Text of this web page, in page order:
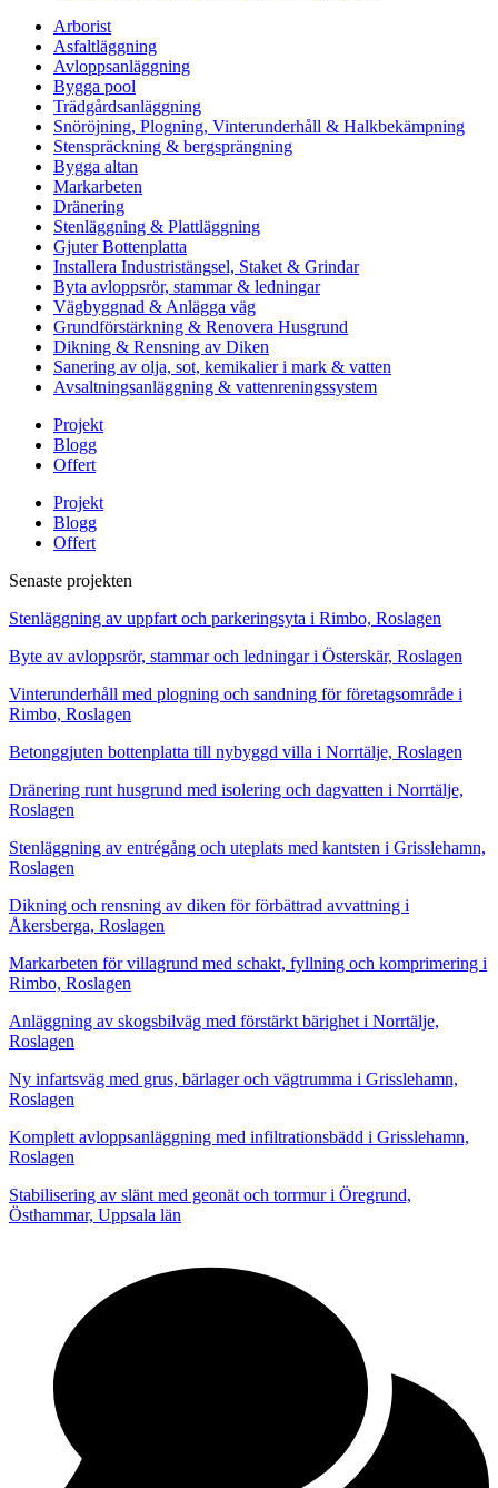
Arborist
Asfaltläggning
Avloppsanläggning
Bygga pool
Trädgårdsanläggning
Snöröjning, Plogning, Vinterunderhåll & Halkbekämpning
Stenspräckning & bergsprängning
Bygga altan
Markarbeten
Dränering
Stenläggning & Plattläggning
Gjuter Bottenplatta
Installera Industristängsel, Staket & Grindar
Byta avloppsrör, stammar & ledningar
Vägbyggnad & Anlägga väg
Grundförstärkning & Renovera Husgrund
Dikning & Rensning av Diken
Sanering av olja, sot, kemikalier i mark & vatten
Avsaltningsanläggning & vattenreningssystem
Projekt
Blogg
Offert
Projekt
Blogg
Offert
Senaste projekten
Stenläggning av uppfart och parkeringsyta i Rimbo, Roslagen
Byte av avloppsrör, stammar och ledningar i Österskär, Roslagen
Vinterunderhåll med plogning och sandning för företagsområde i
Rimbo, Roslagen
Betonggjuten bottenplatta till nybyggd villa i Norrtälje, Roslagen
Dränering runt husgrund med isolering och dagvatten i Norrtälje,
Roslagen
Stenläggning av entrégång och uteplats med kantsten i Grisslehamn,
Roslagen
Dikning och rensning av diken för förbättrad avvattning i
Åkersberga, Roslagen
Markarbeten för villagrund med schakt, fyllning och komprimering i
Rimbo, Roslagen
Anläggning av skogsbilväg med förstärkt bärighet i Norrtälje,
Roslagen
Ny infartsväg med grus, bärlager och vägtrumma i Grisslehamn,
Roslagen
Komplett avloppsanläggning med infiltrationsbädd i Grisslehamn,
Roslagen
Stabilisering av slänt med geonät och torrmur i Öregrund,
Östhammar, Uppsala län